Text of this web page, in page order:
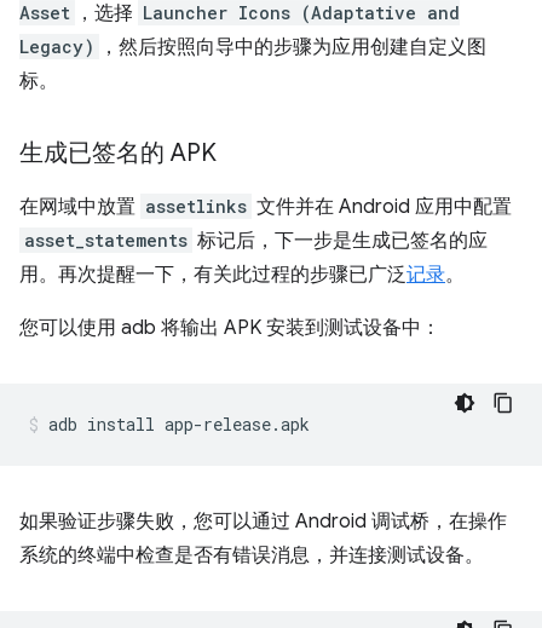
Asset ，选择 Launcher Icons (Adaptative and
Legacy)
，然后按照向导中的步骤为应用创建自定义图
标。
生成已签名的 APK
在网域中放置 assetlinks 文件并在 Android 应用中配置
asset_statements 标记后，下一步是生成已签名的应
用。再次提醒一下，有关此过程的步骤已广泛记录。
您可以使用 adb 将输出 APK 安装到测试设备中：
如果验证步骤失败，您可以通过 Android 调试桥，在操作
系统的终端中检查是否有错误消息，并连接测试设备。